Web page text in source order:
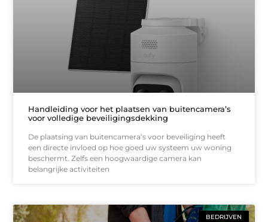
Handleiding voor het plaatsen van buitencamera’s
voor volledige beveiligingsdekking
De plaatsing van buitencamera’s voor beveiliging heeft
een directe invloed op hoe goed uw systeem uw woning
beschermt. Zelfs een hoogwaardige camera kan
belangrijke activiteiten
BEDRIJVEN